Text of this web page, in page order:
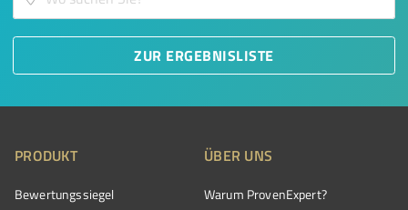
ZUR ERGEBNISLISTE
PRODUKT
Bewertungssiegel
ÜBER UNS
Warum ProvenExpert?